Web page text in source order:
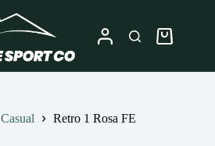
Carro
compra
Casual Retro 1 Rosa FE